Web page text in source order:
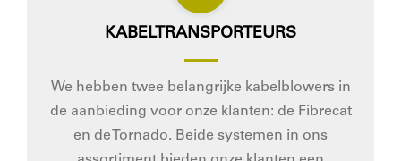
KABELTRANSPORTEURS
We hebben twee belangrijke kabelblowers in
de aanbieding voor onze klanten: de Fibrecat
en de Tornado. Beide systemen in ons